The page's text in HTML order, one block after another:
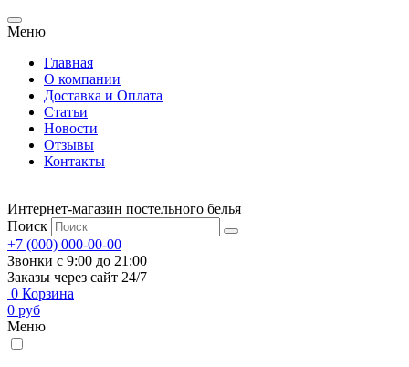
Меню
Главная
О компании
Доставка и Оплата
Статьи
Новости
Отзывы
Контакты
Интернет-магазин постельного белья
Поиск
+7 (000) 000-00-00
Звонки с 9:00 до 21:00
Заказы через сайт 24/7
0 Корзина
0 руб
Меню